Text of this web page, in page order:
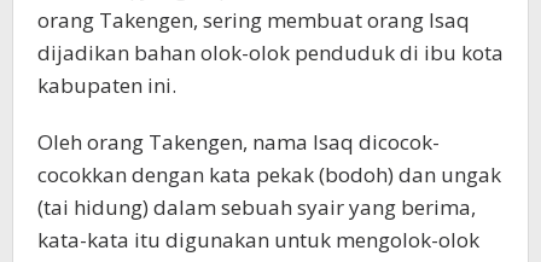
orang Takengen, sering membuat orang Isaq
dijadikan bahan olok-olok penduduk di ibu kota
kabupaten ini.
Oleh orang Takengen, nama Isaq dicocok-
cocokkan dengan kata pekak (bodoh) dan ungak
(tai hidung) dalam sebuah syair yang berima,
kata-kata itu digunakan untuk mengolok-olok